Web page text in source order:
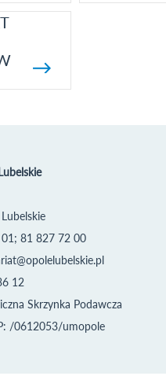
81 827 72 00
12
Skrzynka Podawcza
/0612053/umopole